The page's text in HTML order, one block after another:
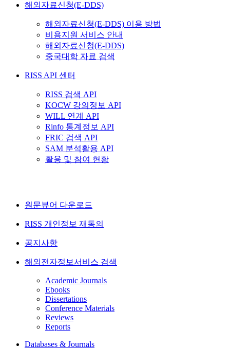
해외자료신청(E-DDS)
해외자료신청(E-DDS) 이용 방법
비용지원 서비스 안내
해외자료신청(E-DDS)
중국대학 자료 검색
RISS API 센터
RISS 검색 API
KOCW 강의정보 API
WILL 연계 API
Rinfo 통계정보 API
FRIC 검색 API
SAM 분석활용 API
활용 및 참여 현황
원문뷰어 다운로드
RISS 개인정보 재동의
공지사항
해외전자정보서비스 검색
Academic Journals
Ebooks
Dissertations
Conference Materials
Reviews
Reports
Databases & Journals